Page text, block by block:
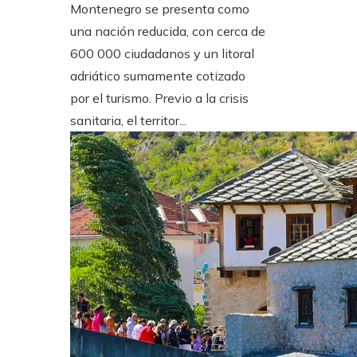
Montenegro se presenta como
una nación reducida, con cerca de
600 000 ciudadanos y un litoral
adriático sumamente cotizado
por el turismo. Previo a la crisis
sanitaria, el territor...